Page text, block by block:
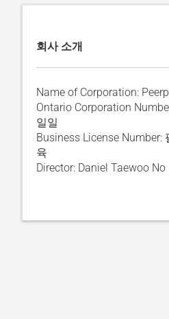
회사 소개
Name of Corporation:
Ontario Corporation
일일
Business License Number:
육
Director: Daniel Taewoo No